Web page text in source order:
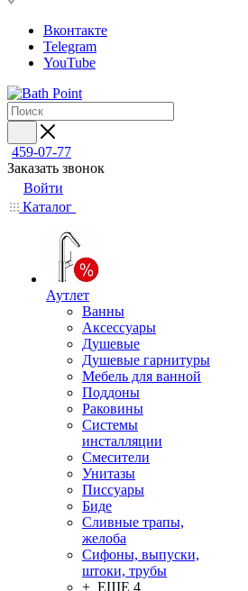
Вконтакте
Telegram
YouTube
459-07-77
Заказать звонок
Войти
Каталог
Аутлет
Ванны
Аксессуары
Душевые
Душевые гарнитуры
Мебель для ванной
Поддоны
Раковины
Системы
инсталляции
Смесители
Унитазы
Писсуары
Биде
Сливные трапы,
желоба
Сифоны, выпуски,
штоки, трубы
+ ЕЩЕ 4